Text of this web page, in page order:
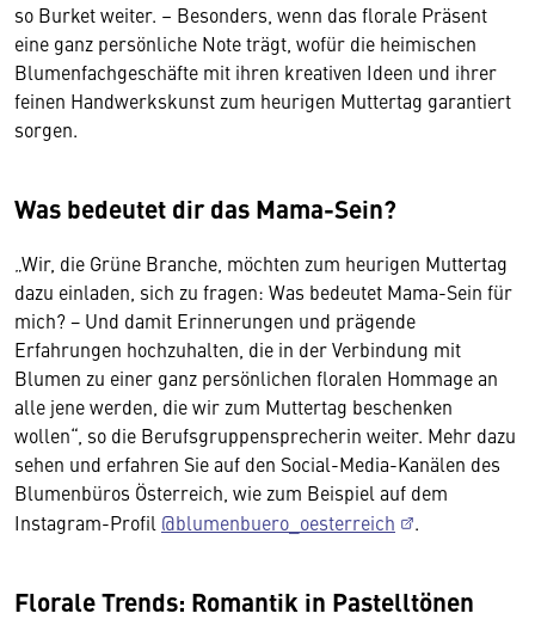
so Burket weiter. – Besonders, wenn das florale Präsent
eine ganz persönliche Note trägt, wofür die heimischen
Blumenfachgeschäfte mit ihren kreativen Ideen und ihrer
feinen Handwerkskunst zum heurigen Muttertag garantiert
sorgen.
Was bedeutet dir das Mama-Sein?
„Wir, die Grüne Branche, möchten zum heurigen Muttertag
dazu einladen, sich zu fragen: Was bedeutet Mama-Sein für
mich? − Und damit Erinnerungen und prägende
Erfahrungen hochzuhalten, die in der Verbindung mit
Blumen zu einer ganz persönlichen floralen Hommage an
alle jene werden, die wir zum Muttertag beschenken
wollen“, so die Berufsgruppensprecherin weiter. Mehr dazu
sehen und erfahren Sie auf den Social-Media-Kanälen des
Blumenbüros Österreich, wie zum Beispiel auf dem
Instagram-Profil @blumenbuero_oesterreich .
Florale Trends: Romantik in Pastelltönen